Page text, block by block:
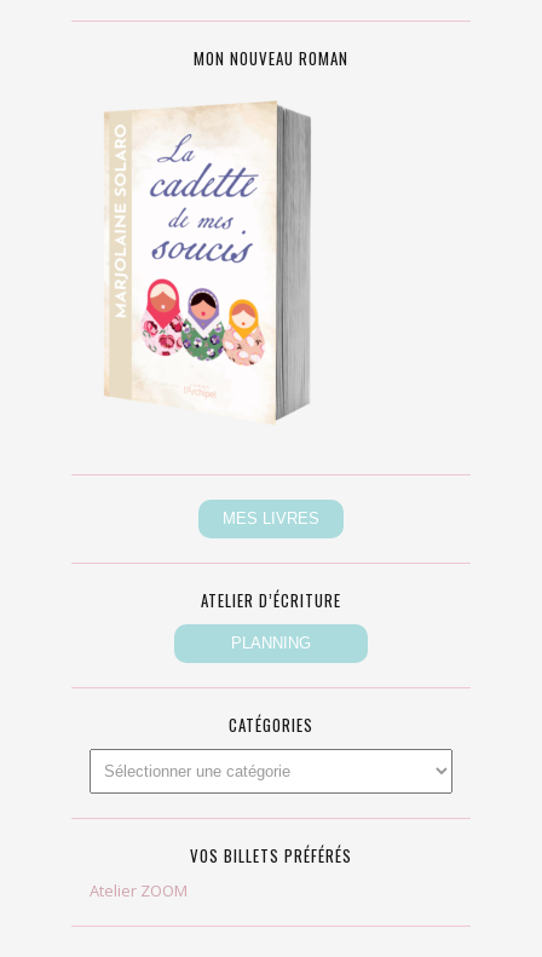
MON NOUVEAU ROMAN
ATELIER D’ÉCRITURE
CATÉGORIES
VOS BILLETS PRÉFÉRÉS
Atelier ZOOM